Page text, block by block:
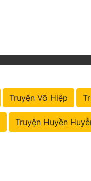
Truyện Võ Hiệp
Truyện Huyền